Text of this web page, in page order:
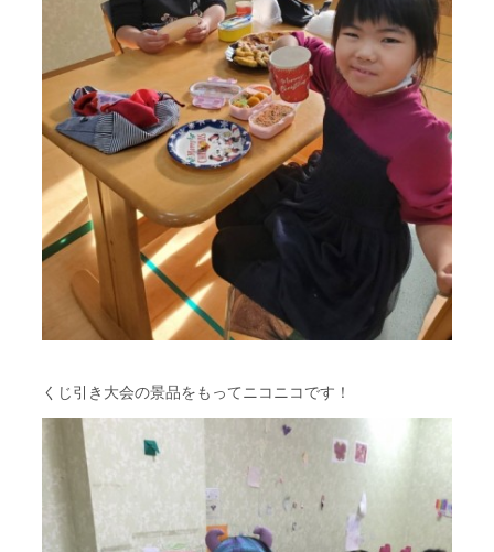
くじ引き大会の景品をもってニコニコです！